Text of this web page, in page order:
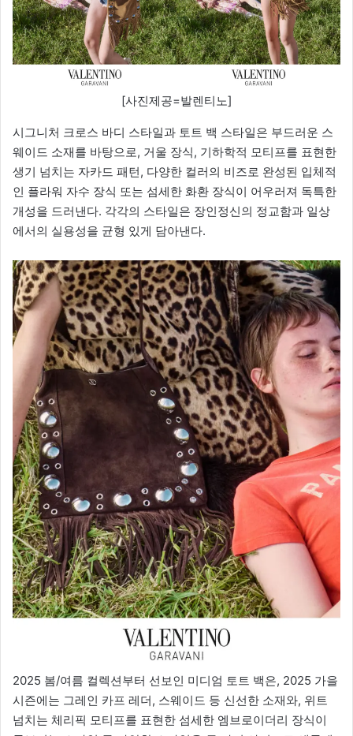
[사진제공=발렌티노]
시그니처 크로스 바디 스타일과 토트 백 스타일은 부드러운 스
웨이드 소재를 바탕으로, 거울 장식, 기하학적 모티프를 표현한
생기 넘치는 자카드 패턴, 다양한 컬러의 비즈로 완성된 입체적
인 플라워 자수 장식 또는 섬세한 화환 장식이 어우러져 독특한
개성을 드러낸다. 각각의 스타일은 장인정신의 정교함과 일상
에서의 실용성을 균형 있게 담아낸다.
2025 봄/여름 컬렉션부터 선보인 미디엄 토트 백은, 2025 가을
시즌에는 그레인 카프 레더, 스웨이드 등 신선한 소재와, 위트
넘치는 체리픽 모티프를 표현한 섬세한 엠브로이더리 장식이